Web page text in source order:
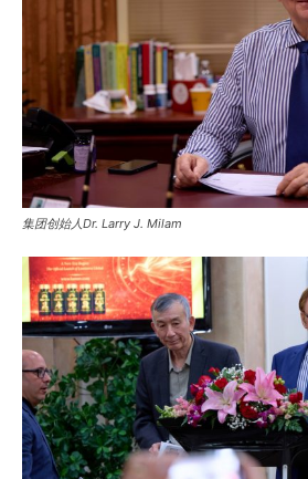
集团创始人Dr. Larry J. Milam